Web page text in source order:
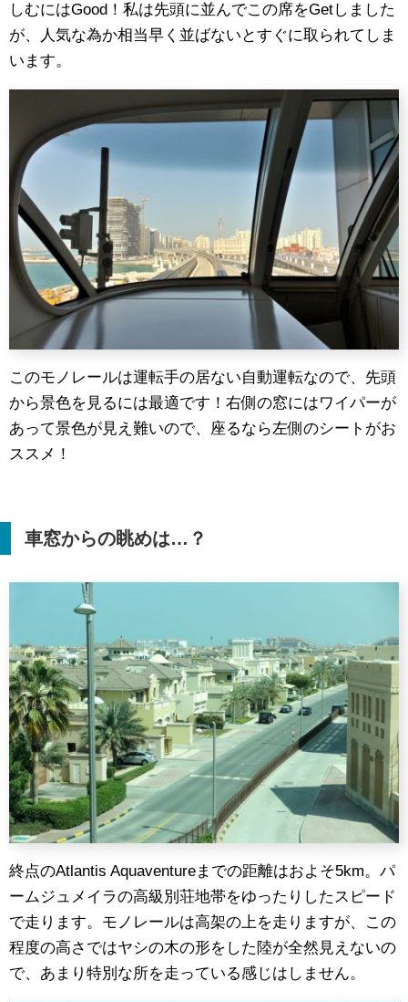
しむにはGood！私は先頭に並んでこの席をGetしました
が、人気な為か相当早く並ばないとすぐに取られてしま
います。
このモノレールは運転手の居ない自動運転なので、先頭
から景色を見るには最適です！右側の窓にはワイパーが
あって景色が見え難いので、座るなら左側のシートがお
ススメ！
車窓からの眺めは…？
終点のAtlantis Aquaventureまでの距離はおよそ5km。パ
ームジュメイラの高級別荘地帯をゆったりしたスピード
で走ります。モノレールは高架の上を走りますが、この
程度の高さではヤシの木の形をした陸が全然見えないの
で、あまり特別な所を走っている感じはしません。